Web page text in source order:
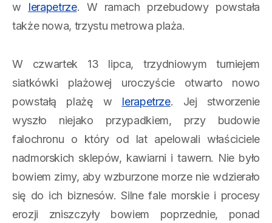
w Ierapetrze. W ramach przebudowy powstała
także nowa, trzystu metrowa plaża.
W czwartek 13 lipca, trzydniowym turniejem
siatkówki plażowej uroczyście otwarto nowo
powstałą plażę w Ierapetrze. Jej stworzenie
wyszło niejako przypadkiem, przy budowie
falochronu o który od lat apelowali właściciele
nadmorskich sklepów, kawiarni i tawern. Nie było
bowiem zimy, aby wzburzone morze nie wdzierało
się do ich biznesów. Silne fale morskie i procesy
erozji zniszczyły bowiem poprzednie, ponad